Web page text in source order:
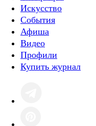
Искусство
События
Афиша
Видео
Профили
Купить журнал